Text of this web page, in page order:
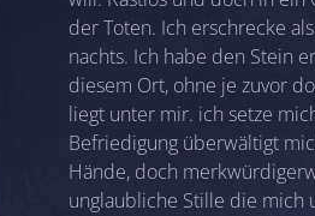
der Toten. Ich erschrecke
nachts. Ich habe den Stein
diesem Ort, ohne je zuvor
liegt unter mir. ich setze
Befriedigung überwältigt
Hände, doch
unglaubliche Stille die mich